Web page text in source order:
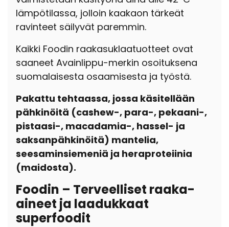
lämpötilassa, jolloin kaakaon tärkeät
ravinteet säilyvät paremmin.
Kaikki Foodin raakasuklaatuotteet ovat
saaneet Avainlippu-merkin osoituksena
suomalaisesta osaamisesta ja työstä.
Pakattu tehtaassa, jossa käsitellään
pähkinöitä (cashew-, para-, pekaani-,
pistaasi-, macadamia-, hassel- ja
saksanpähkinöitä) mantelia,
seesaminsiemeniä ja heraproteiinia
(maidosta).
Foodin – Terveelliset raaka-
aineet ja laadukkaat
superfoodit